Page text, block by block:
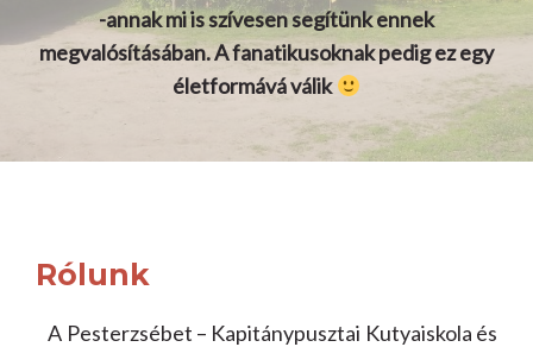
-annak mi is szívesen segítünk ennek
megvalósításában. A fanatikusoknak pedig ez egy
életformává válik
Rólunk
A Pesterzsébet – Kapitánypusztai Kutyaiskola és